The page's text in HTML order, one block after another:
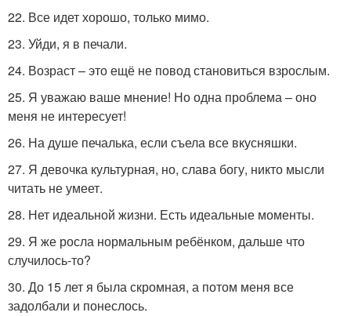
22. Все идет хорошо, только мимо.
23. Уйди, я в печали.
24. Возраст – это ещё не повод становиться взрослым.
25. Я уважаю ваше мнение! Но одна проблема – оно
меня не интересует!
26. На душе печалька, если съела все вкусняшки.
27. Я девочка культурная, но, слава богу, никто мысли
читать не умеет.
28. Нет идеальной жизни. Есть идеальные моменты.
29. Я же росла нормальным ребёнком, дальше что
случилось-то?
30. До 15 лет я была скромная, а потом меня все
задолбали и понеслось.